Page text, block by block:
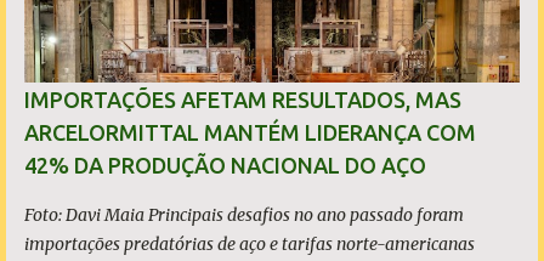
IMPORTAÇÕES AFETAM RESULTADOS, MAS
ARCELORMITTAL MANTÉM LIDERANÇA COM
42% DA PRODUÇÃO NACIONAL DO AÇO
Foto: Davi Maia Principais desafios no ano passado foram
importações predatórias de aço e tarifas norte-americanas